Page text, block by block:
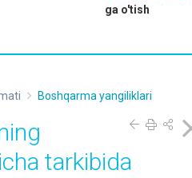
ga o'tish
Boshqarma yangiliklari
tarkibida